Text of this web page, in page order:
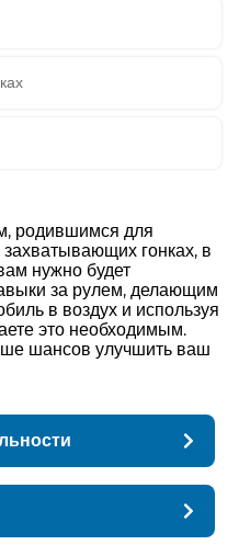
родившимся для
гонках, в
нужно будет
за рулем, делающим
в воздух и используя
это необходимым.
шансов улучшить ваш